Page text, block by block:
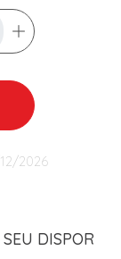
2026
DISPOR